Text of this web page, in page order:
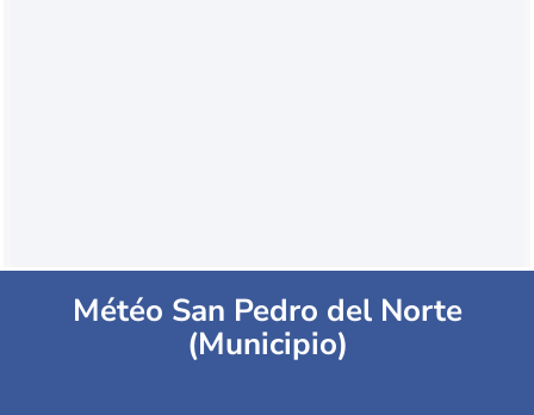
Météo San Pedro del Norte
(Municipio)